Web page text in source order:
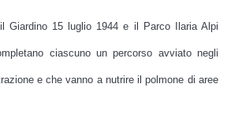
il Giardino 15 luglio 1944 e il Parco Ilaria Alpi
ciascuno un percorso avviato negli
e che vanno a nutrire il polmone di aree